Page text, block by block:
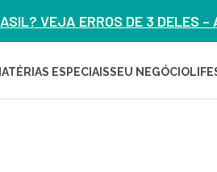
VEJA ERROS DE 3 DELES
ESPECIAISSEU NEGÓCIO